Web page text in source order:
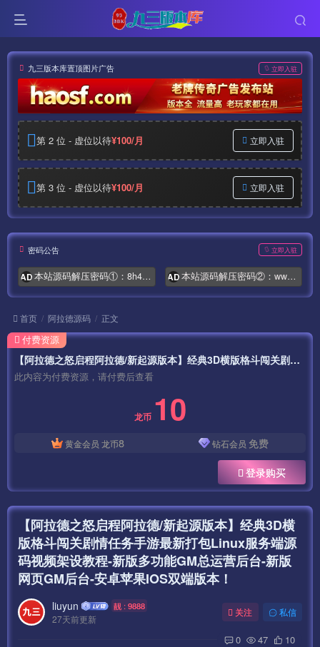
九三版本库置顶图片广告 立即入驻
第 2 位 - 虚位以待¥100/月 立即入驻
第 3 位 - 虚位以待¥100/月 立即入驻
密码公告 立即入驻
AD 本站源码解压密码①：8h4.com AD 本站源码解压密码②：www.syymw.com
首页 阿拉德源码 正文
【阿拉德之怒启程阿拉德/新起源版本】经典3D横版格斗闯关剧情任务手游最新打包Linux服务端源码视频架设教程-新版多功能GM总运营后台-新版网页GM后台-安卓苹果IOS双端版本！
此内容为付费资源，请付费后查看
龙币 10
黄金会员 龙币8 钻石会员 免费
登录购买
付费资源
【阿拉德之怒启程阿拉德/新起源版本】经典3D横
版格斗闯关剧情任务手游最新打包Linux服务端源
码视频架设教程-新版多功能GM总运营后台-新版
网页GM后台-安卓苹果IOS双端版本！
liuyun 靓 : 9888
27天前更新
关注 私信
0 47 10